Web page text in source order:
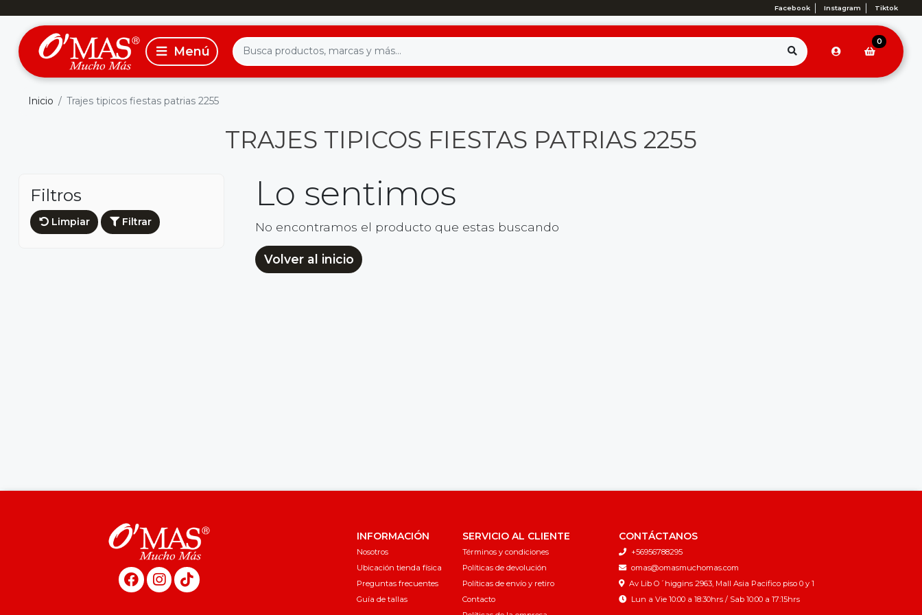
Facebook Instagram Tiktok
0
Inicio Trajes tipicos fiestas patrias 2255
TRAJES TIPICOS FIESTAS PATRIAS 2255
Filtros
Limpiar Filtrar
Lo sentimos
No encontramos el producto que estas buscando
Volver al inicio
INFORMACIÓN
Nosotros
Ubicación tienda física
Preguntas frecuentes
Guía de tallas
SERVICIO AL CLIENTE
Términos y condiciones
Políticas de devolución
Políticas de envío y retiro
Contacto
CONTÁCTANOS
+56956788295
omas@omasmuchomas.com
Av Lib O´higgins 2963, Mall Asia Pacifico piso 0 y 1
Lun a Vie 10:00 a 18:30hrs / Sab 10:00 a 17:15hrs